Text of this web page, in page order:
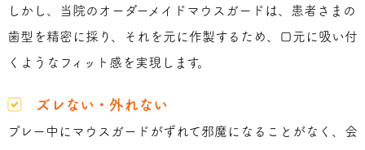
しかし、当院のオーダーメイドマウスガードは、患者さまの
歯型を精密に採り、それを元に作製するため、口元に吸い付
くようなフィット感を実現します。
ズレない・外れない
プレー中にマウスガードがずれて邪魔になることがなく、会